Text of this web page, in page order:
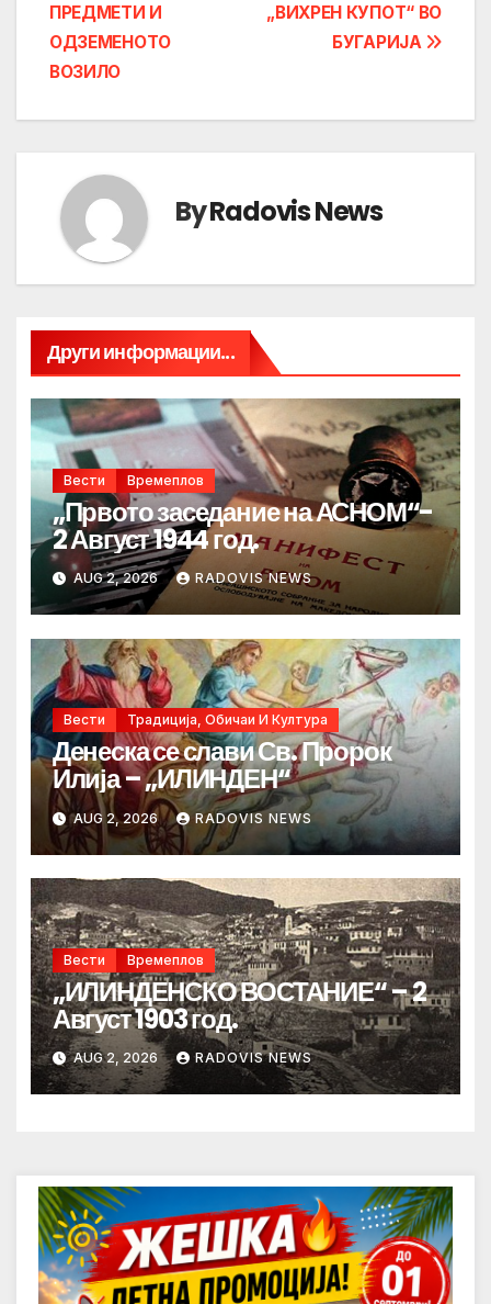
„ВИХРЕН КУПОТ“ ВО
БУГАРИЈА
ПРЕДМЕТИ И
ОДЗЕМЕНОТО
ВОЗИЛО
ByRadovis News
Други информации...
Вести Времеплов
„Првото заседание на АСНОМ“-
2 Август 1944 год.
AUG 2, 2026 RADOVIS NEWS
Вести Традиција, Обичаи И Култура
Денеска се слави Св. Пророк
Илија – „ИЛИНДЕН“
AUG 2, 2026 RADOVIS NEWS
Вести Времеплов
„ИЛИНДЕНСКО ВОСТАНИЕ“ – 2
Август 1903 год.
AUG 2, 2026 RADOVIS NEWS